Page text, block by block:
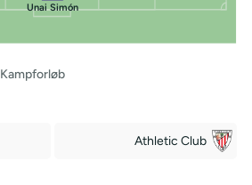
Unai Simón
Kampforløb
Athletic Club